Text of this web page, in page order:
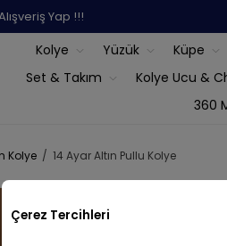
Çerez Tercihleri
Yap !!!
Kolye Yüzük Küpe
Set & Takım
Kolye Ucu &
360
Kolye / 14 Ayar Altın Pullu Kolye